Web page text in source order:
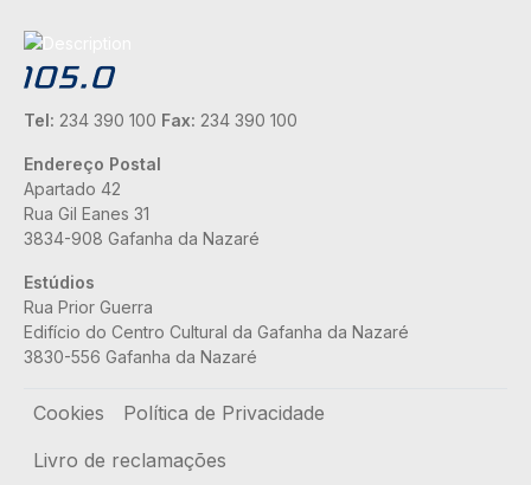
Tel: 234 390 100 Fax: 234 390 100
Endereço Postal
Apartado 42
Rua Gil Eanes 31
3834-908 Gafanha da Nazaré
Estúdios
Rua Prior Guerra
Edifício do Centro Cultural da Gafanha da Nazaré
3830-556 Gafanha da Nazaré
Rodapé
Cookies
Política de Privacidade
Livro de reclamações